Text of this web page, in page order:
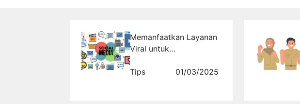
Memanfaatkan Layanan
Viral untuk
Pelanggan
Tips 01/03/2025